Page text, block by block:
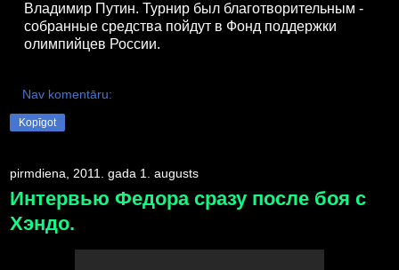
Владимир Путин. Турнир был благотворительным -
собранные средства пойдут в Фонд поддержки
олимпийцев России.
Nav komentāru:
Kopīgot
pirmdiena, 2011. gada 1. augusts
Интервью Федора сразу после боя с
Хэндо.